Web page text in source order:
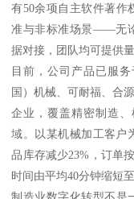
有50余项自主软件著作
准与非标准场景——无
据对接，团队均可提供
目前，公司产品已服
国）机械、可耐福、合
企业，覆盖精密制造
域。以某机械加工客户
品库存减少23%，订单
时间由平均40分钟缩短至
制造业数字化转型不是